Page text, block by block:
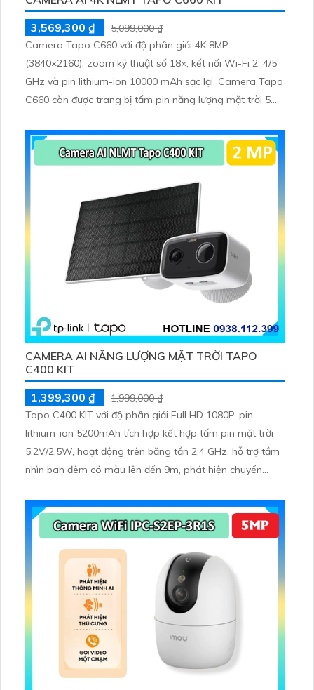
3,569,300 ₫
5,099,000 ₫
Camera Tapo C660 với độ phân giải 4K 8MP
(3840×2160), zoom kỹ thuật số 18×, kết nối Wi-Fi 2. 4/5
GHz và pin lithium-ion 10000 mAh sạc lại. Camera Tapo
C660 còn được trang bị tấm pin năng lượng mặt trời 5.
tiện, lưu trữ thẻ microSD tối đa 512 GB
CAMERA AI NĂNG LƯỢNG MẶT TRỜI TAPO
C400 KIT
1,399,300 ₫
1,999,000 ₫
Tapo C400 KIT với độ phân giải Full HD 1080P, pin
lithium-ion 5200mAh tích hợp kết hợp tấm pin mặt trời
5,2V/2,5W, hoạt động trên băng tần 2,4 GHz, hỗ trợ tầm
nhìn ban đêm có màu lên đến 9m, phát hiện chuyển
thẻ microSD lên đến 512GB